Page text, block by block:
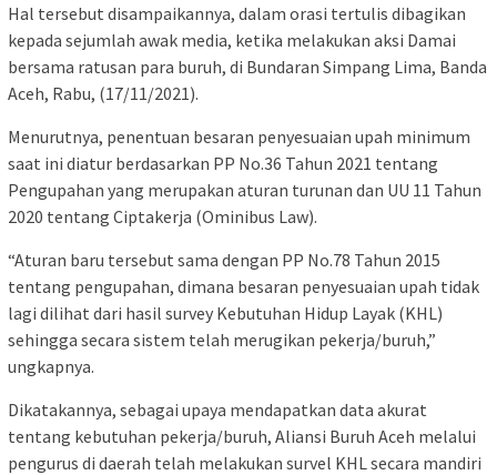
Hal tersebut disampaikannya, dalam orasi tertulis dibagikan
kepada sejumlah awak media, ketika melakukan aksi Damai
bersama ratusan para buruh, di Bundaran Simpang Lima, Banda
Aceh, Rabu, (17/11/2021).
Menurutnya, penentuan besaran penyesuaian upah minimum
saat ini diatur berdasarkan PP No.36 Tahun 2021 tentang
Pengupahan yang merupakan aturan turunan dan UU 11 Tahun
2020 tentang Ciptakerja (Ominibus Law).
“Aturan baru tersebut sama dengan PP No.78 Tahun 2015
tentang pengupahan, dimana besaran penyesuaian upah tidak
lagi dilihat dari hasil survey Kebutuhan Hidup Layak (KHL)
sehingga secara sistem telah merugikan pekerja/buruh,”
ungkapnya.
Dikatakannya, sebagai upaya mendapatkan data akurat
tentang kebutuhan pekerja/buruh, Aliansi Buruh Aceh melalui
pengurus di daerah telah melakukan survel KHL secara mandiri